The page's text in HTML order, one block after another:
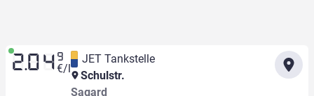
2.04 9
€/l
JET Tankstelle
Schulstr.
Sagard